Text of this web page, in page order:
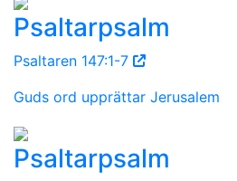
Psaltarpsalm
Psaltaren 147:1-7
Guds ord upprättar Jerusalem
Psaltarpsalm